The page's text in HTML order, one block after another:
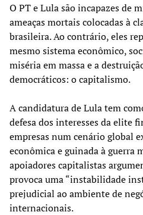
O PT e Lula são incapazes de
ameaças mortais colocadas à
brasileira. Ao contrário, eles
mesmo sistema econômico,
miséria em massa e a
democráticos: o capitalismo.
A candidatura de Lula tem
defesa dos interesses da elite
empresas num cenário global
econômica e guinada à guerra
apoiadores capitalistas
provoca uma “instabilidade
prejudicial ao ambiente de
internacionais.